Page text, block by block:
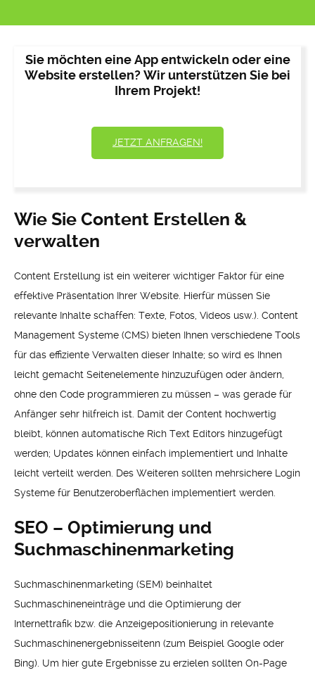
Sie möchten eine App entwickeln oder eine
Website erstellen? Wir unterstützen Sie bei
Ihrem Projekt!
JETZT ANFRAGEN!
Wie Sie Content Erstellen &
verwalten
Content Erstellung ist ein weiterer wichtiger Faktor für eine
effektive Präsentation Ihrer Website. Hierfür müssen Sie
relevante Inhalte schaffen: Texte, Fotos, Videos usw.). Content
Management Systeme (CMS) bieten Ihnen verschiedene Tools
für das effiziente Verwalten dieser Inhalte; so wird es Ihnen
leicht gemacht Seitenelemente hinzuzufügen oder ändern,
ohne den Code programmieren zu müssen – was gerade für
Anfänger sehr hilfreich ist. Damit der Content hochwertig
bleibt, können automatische Rich Text Editors hinzugefügt
werden; Updates können einfach implementiert und Inhalte
leicht verteilt werden. Des Weiteren sollten mehrsichere Login
Systeme für Benutzeroberflächen implementiert werden.
SEO – Optimierung und
Suchmaschinenmarketing
Suchmaschinenmarketing (SEM) beinhaltet
Suchmaschineneinträge und die Optimierung der
Internettrafik bzw. die Anzeigepositionierung in relevante
Suchmaschinenergebnisseitenn (zum Beispiel Google oder
Bing). Um hier gute Ergebnisse zu erzielen sollten On-Page